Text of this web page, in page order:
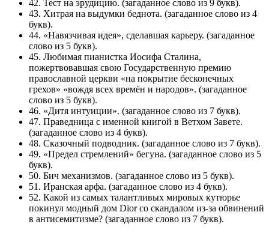
42. Тест на эрудицию. (загаданное слово из 9 букв).
43. Хитрая на выдумки беднота. (загаданное слово из 4
букв).
44. «Навязчивая идея», сделавшая карьеру. (загаданное
слово из 5 букв).
45. Любимая пианистка Иосифа Сталина,
пожертвовавшая свою Государственную премию
православной церкви «на покрытие бесконечных
грехов» «вождя всех времён и народов». (загаданное
слово из 5 букв).
46. «Дитя интуиции». (загаданное слово из 7 букв).
47. Праведница с именной книгой в Ветхом Завете.
(загаданное слово из 4 букв).
48. Сказочный подводник. (загаданное слово из 7 букв).
49. «Предел стремлений» бегуна. (загаданное слово из 5
букв).
50. Бич механизмов. (загаданное слово из 5 букв).
51. Иранская арфа. (загаданное слово из 4 букв).
52. Какой из самых талантливых мировых кутюрье
покинул модный дом Dior со скандалом из-за обвинений
в антисемитизме? (загаданное слово из 7 букв).